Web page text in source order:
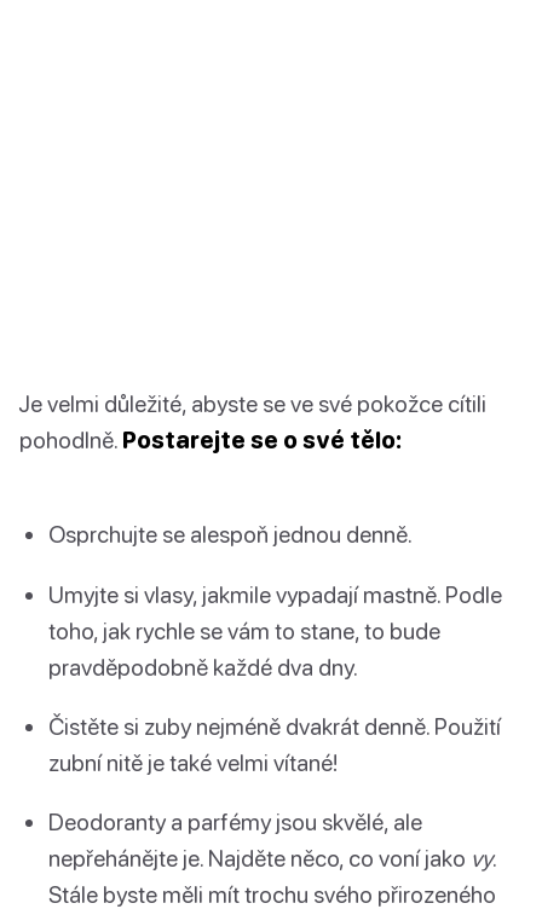
Je velmi důležité, abyste se ve své pokožce cítili
pohodlně. Postarejte se o své tělo:
Osprchujte se alespoň jednou denně.
Umyjte si vlasy, jakmile vypadají mastně. Podle
toho, jak rychle se vám to stane, to bude
pravděpodobně každé dva dny.
Čistěte si zuby nejméně dvakrát denně. Použití
zubní nitě je také velmi vítané!
Deodoranty a parfémy jsou skvělé, ale
nepřehánějte je. Najděte něco, co voní jako vy.
Stále byste měli mít trochu svého přirozeného